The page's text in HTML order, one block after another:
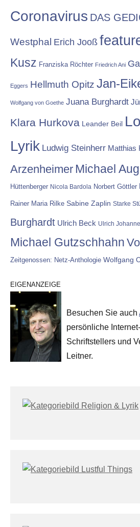
Coronavirus DAS
Westphal Erich Jooß
Kusz Franziska Röchter Friedrich Ani
Eggers Hellmuth Opitz Jan-
Wolfgang von Goethe Juana Burghardt
Klara Hurkova Leander Beil
Lyrik Ludwig Steinherr Matthias
Arzenheimer Michael
Hüttenberger Nicola Bardola Norbert Göttler
Rainer Maria Rilke Sabine Zaplin Starke
Burghardt Ulrich Beck Ulrich
Michael Gutzschhahn
Zeitgenossen: Netz-Anthologie Wolfgang
EIGENANZEIGE
Besuchen Sie auch
persönliche
Schriftstellers und
Leitner.